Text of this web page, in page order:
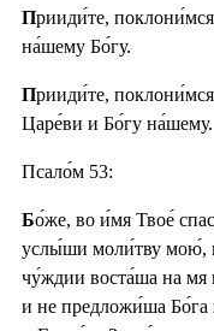
Прииди́те,
на́шему Бо́гу.
Прииди́те,
Царе́ви и Бо́гу на́шему.
Псало́м 53:
Бо́же, во и́мя Твое́
услы́ши моли́тву мою́,
чу́ждии воста́ша на
и не предложи́ша Бо́га